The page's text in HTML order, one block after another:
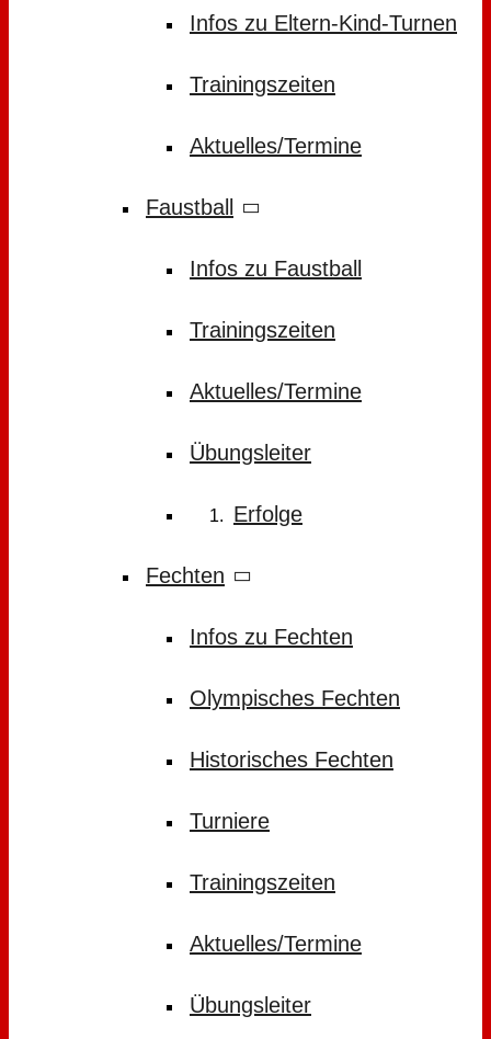
Infos zu Eltern-Kind-Turnen
Trainingszeiten
Aktuelles/Termine
Faustball
Infos zu Faustball
Trainingszeiten
Aktuelles/Termine
Übungsleiter
Erfolge
Fechten
Infos zu Fechten
Olympisches Fechten
Historisches Fechten
Turniere
Trainingszeiten
Aktuelles/Termine
Übungsleiter